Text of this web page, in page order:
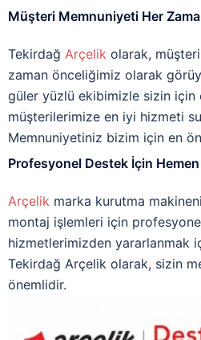
Müşteri Memnuniyeti Her
Tekirdağ Arçelik olarak,
zaman önceliğimiz olarak
güler yüzlü ekibimizle sizin için
müşterilerimize en iyi hizmeti
Memnuniyetiniz bizim için en
Profesyonel Destek İçin Hemen
Arçelik marka kurutma
montaj işlemleri için
hizmetlerimizden yararlanmak
Tekirdağ Arçelik olarak, sizin
önemlidir.